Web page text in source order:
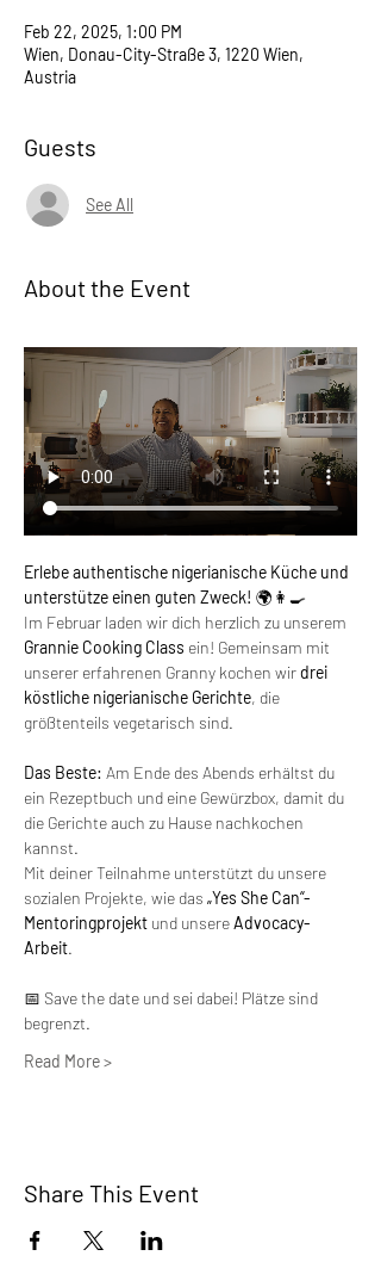
Feb 22, 2025, 1:00 PM
Wien, Donau-City-Straße 3, 1220 Wien,
Austria
Guests
See All
About the Event
Erlebe authentische nigerianische Küche und
unterstütze einen guten Zweck! 🌍👩‍🍳
Im Februar laden wir dich herzlich zu unserem
Grannie Cooking Class ein! Gemeinsam mit
unserer erfahrenen Granny kochen wir drei
köstliche nigerianische Gerichte, die
größtenteils vegetarisch sind.
Das Beste: Am Ende des Abends erhältst du
ein Rezeptbuch und eine Gewürzbox, damit du
die Gerichte auch zu Hause nachkochen
kannst.
Mit deiner Teilnahme unterstützt du unsere
sozialen Projekte, wie das „Yes She Can“-
Mentoringprojekt und unsere Advocacy-
Arbeit.
📅 Save the date und sei dabei! Plätze sind
begrenzt.
Read More >
Share This Event